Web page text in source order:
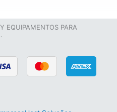
EQUIPAMENTOS PARA